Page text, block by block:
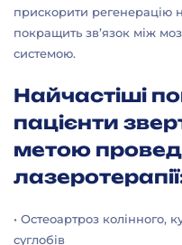
прискорити регенерацію
покращить зв’язок між
системою.
Найчастіші
пацієнти
метою
• Остеоартроз колінного,
суглобів